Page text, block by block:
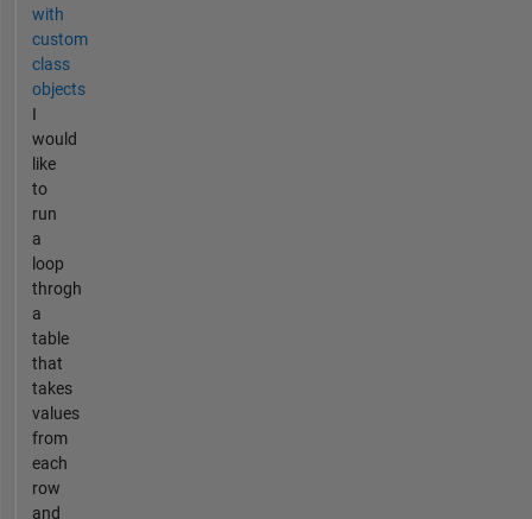
with
custom
class
objects
I
would
like
to
run
a
loop
throgh
a
table
that
takes
values
from
each
row
and